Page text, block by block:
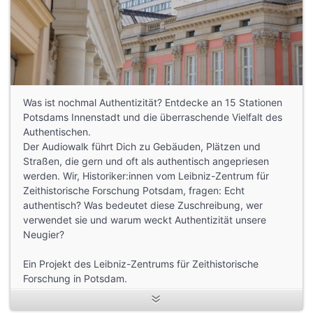
Was ist nochmal Authentizität? Entdecke an 15 Stationen
Potsdams Innenstadt und die überraschende Vielfalt des
Authentischen.
Der Audiowalk führt Dich zu Gebäuden, Plätzen und
Straßen, die gern und oft als authentisch angepriesen
werden. Wir, Historiker:innen vom Leibniz-Zentrum für
Zeithistorische Forschung Potsdam, fragen: Echt
authentisch? Was bedeutet diese Zuschreibung, wer
verwendet sie und warum weckt Authentizität unsere
Neugier?
Ein Projekt des Leibniz-Zentrums für Zeithistorische
Forschung in Potsdam.
Gefördert vom Leibniz-Forschungsverbund “Wert der